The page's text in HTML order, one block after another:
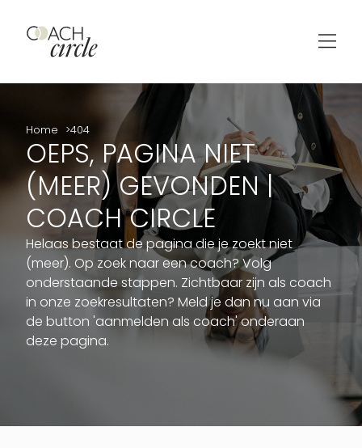
Home 404
OEPS, PAGINA NIET
(MEER) GEVONDEN |
COACH CIRCLE
Helaas bestaat de pagina die je zoekt niet
(meer). Op zoek naar een coach? Volg
onderstaande stappen. Zichtbaar zijn als coach
in onze zoekresultaten? Meld je dan nu aan via
de button 'aanmelden als coach' onderaan
deze pagina.